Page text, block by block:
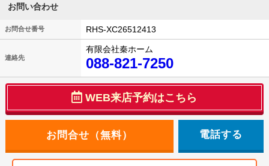
お問い合わせ
お問合せ番号 RHS-XC26512413
連絡先
有限会社秦ホーム
088-821-7250
WEB来店予約はこちら
電話する